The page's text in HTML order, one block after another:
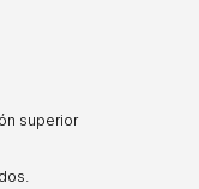
superior